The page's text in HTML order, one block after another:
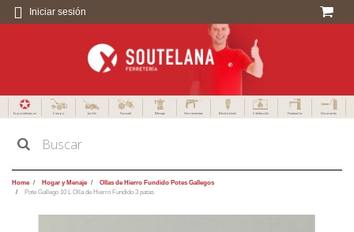
Iniciar sesión
Especialistas en Campo Jardín Forestal Menaje Herramientas Electricidad Calefacción Fontanería Decoración
Home Hogar y Menaje
Ollas de Hierro Fundido Potes Gallegos
Pote Gallego 10 L Olla de Hierro Fundido 3 patas